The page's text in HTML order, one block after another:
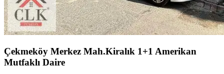
Çekmeköy Merkez Mah.Kiralık 1+1 Amerikan
Mutfaklı Daire